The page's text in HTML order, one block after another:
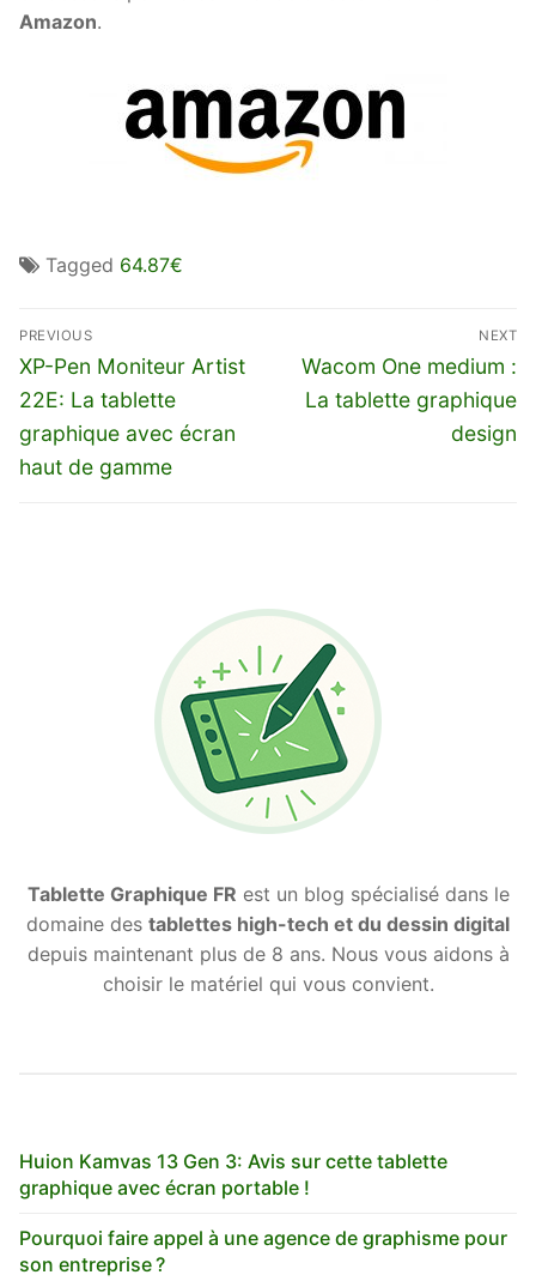
Amazon.
Tagged 64.87€
Navigation
de
l’article
PREVIOUS
Previous
post:
XP-Pen Moniteur Artist
22E: La tablette
graphique avec écran
haut de gamme
NEXT
Next
post:
Wacom One medium :
La tablette graphique
design
Tablette Graphique FR est un blog spécialisé dans le
domaine des tablettes high-tech et du dessin digital
depuis maintenant plus de 8 ans. Nous vous aidons à
choisir le matériel qui vous convient.
Huion Kamvas 13 Gen 3: Avis sur cette tablette
graphique avec écran portable !
Pourquoi faire appel à une agence de graphisme pour
son entreprise ?